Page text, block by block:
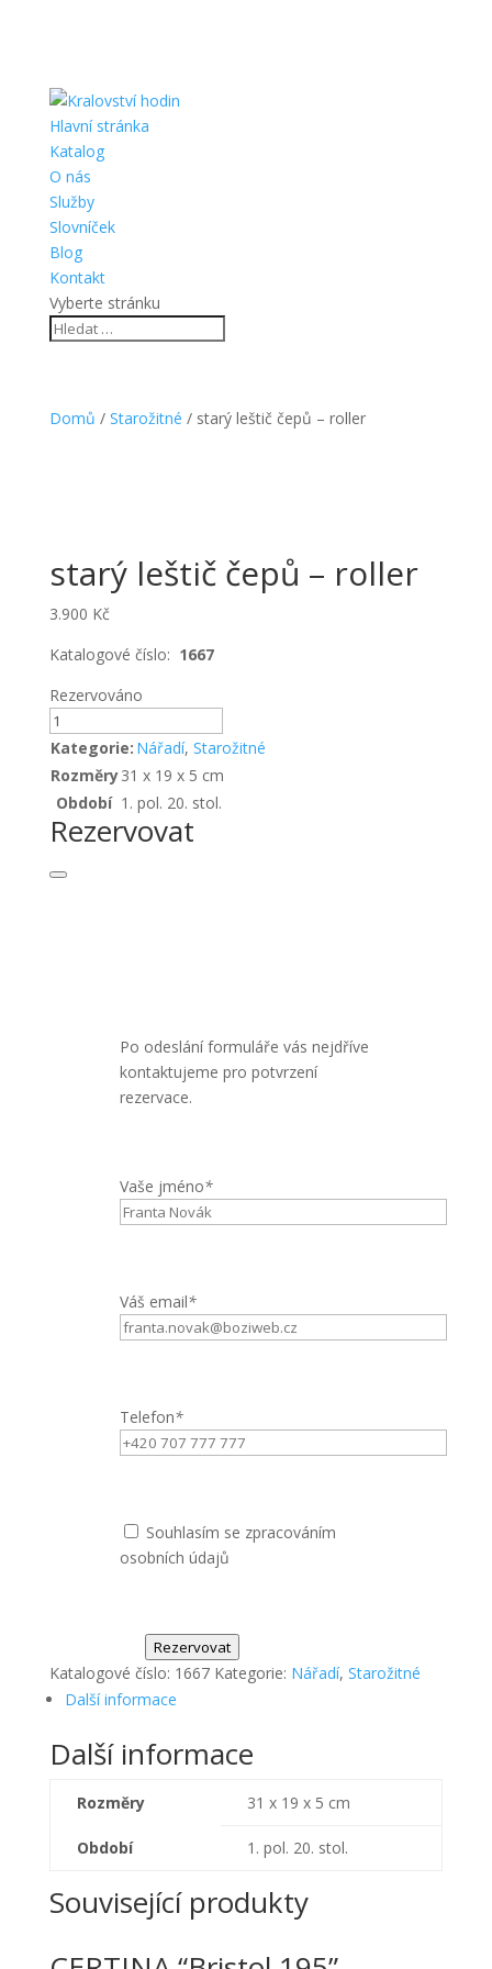
Hlavní stránka
Katalog
O nás
Služby
Slovníček
Blog
Kontakt
Vyberte stránku
Domů / Starožitné / starý leštič čepů – roller
starý leštič čepů – roller
3.900 Kč
Katalogové číslo: 1667
Rezervováno
starý
leštič
čepů
roller
množství
Kategorie: Nářadí, Starožitné
Rozměry31 x 19 x 5 cm
Období 1. pol. 20. stol.
Rezervovat
Po odeslání formuláře vás nejdříve
kontaktujeme pro potvrzení
rezervace.
Vaše jméno*
Váš email*
Telefon*
Souhlasím se zpracováním
osobních údajů
Rezervovat
Katalogové číslo: 1667 Kategorie: Nářadí, Starožitné
Další informace
Další informace
Rozměry 31 x 19 x 5 cm
Období 1. pol. 20. stol.
Související produkty